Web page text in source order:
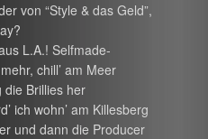
von “Style & das Geld”,
L.A.! Selfmade-
chill’ am Meer
die Brillies her
ich wohn’ am Killesberg
und dann die Producer